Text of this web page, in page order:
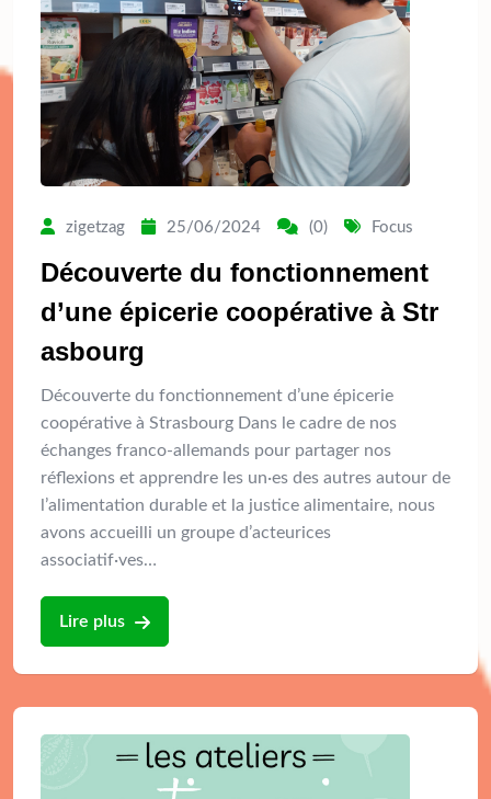
zigetzag 25/06/2024 (0) Focus
Découverte du fonctionnement
d’une épicerie coopérative à Str
asbourg
Découverte du fonctionnement d’une épicerie
coopérative à Strasbourg Dans le cadre de nos
échanges franco-allemands pour partager nos
réflexions et apprendre les un·es des autres autour de
l’alimentation durable et la justice alimentaire, nous
avons accueilli un groupe d’acteurices
associatif·ves…
Lire plus